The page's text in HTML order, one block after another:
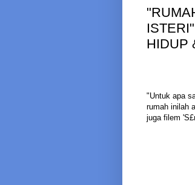
HIDUP
"Untuk apa
rumah inilah
juga filem